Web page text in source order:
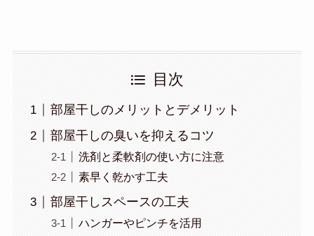
目次
部屋干しのメリットとデメリット
部屋干しの臭いを抑えるコツ
洗剤と柔軟剤の使い方に注意
素早く乾かす工夫
部屋干しスペースの工夫
ハンガーやピンチを活用